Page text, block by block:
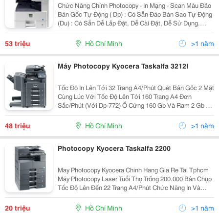
Chức Năng Chính Photocopy - In Mạng - Scan Màu Đảo
Bản Gốc Tự Động ( Dp) : Có Sẵn Đảo Bản Sao Tự Động
(Du) : Có Sẵn Dễ Lắp Đặt, Dễ Cài Đặt, Dễ Sử Dụng.
&Middot; Tổng Chi Phí Vận Hành Thấp. &Middot; Tốc
Độ In/Chụp: 30 Tran
53 triệu Hồ Chí Minh >1 năm
Máy Photocopy Kyocera Taskalfa 3212I
Tốc Độ In Lên Tới 32 Trang A4/Phút Quét Bản Gốc 2 Mặt
Cùng Lúc Với Tốc Độ Lên Tới 160 Trang A4 Đơn
Sắc/Phút (Với Dp-772) Ổ Cứng 160 Gb Và Ram 2 Gb Có
Sẵn Trong Cấu Hình Tiêu Chuẩn Hệ Thống Khay Giấy Đa
Dạng Kết Hợp Với Nhiều Bộ Nạp Bản Gốc K
48 triệu Hồ Chí Minh >1 năm
Photocopy Kyocera Taskalfa 2200
May Photocopy Kyocera Chinh Hang Gia Re Tai Tphcm
Máy Photocopy Laser Tuổi Thọ Trống 200.000 Bản Chụp
Tốc Độ Lên Đến 22 Trang A4/Phút Chức Năng In Và
Quét Màu Có Sẵn Tính Năng Sao Chụp Thẻ Id Sao Chụp
Công Nghệ Laser Độ Phân G
20 triệu Hồ Chí Minh >1 năm